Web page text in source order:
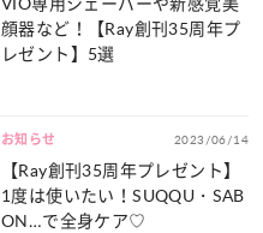
顔器など！【Ray創刊35周年プ
レゼント】5選
お知らせ 2023/06/14
【Ray創刊35周年プレゼント】
1度は使いたい！SUQQU・SAB
ON…で全身ケア♡